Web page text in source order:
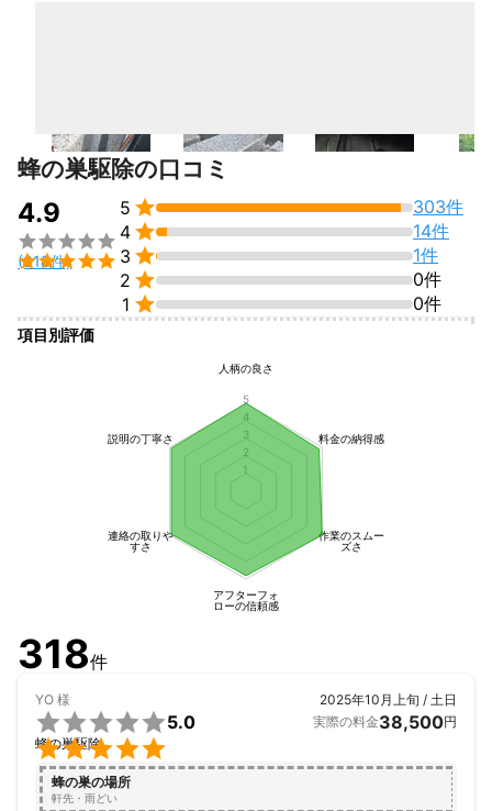
蜂の巣駆除の口コミ
4.9


(318件)
5 
303件
4 
14件
3 
1件
2 
0件
1  0件
項目別評価
人柄の良さ
料金の納得感
作業のスムー
ズさ
アフターフォ
ローの信頼感
連絡の取りや
すさ
説明の丁寧さ
1
2
3
4
5
318件
YO 様


5.0
蜂の巣駆除
2025年10月上旬 / 土日
実際の料金38,500円
蜂の巣の場所
軒先・雨どい